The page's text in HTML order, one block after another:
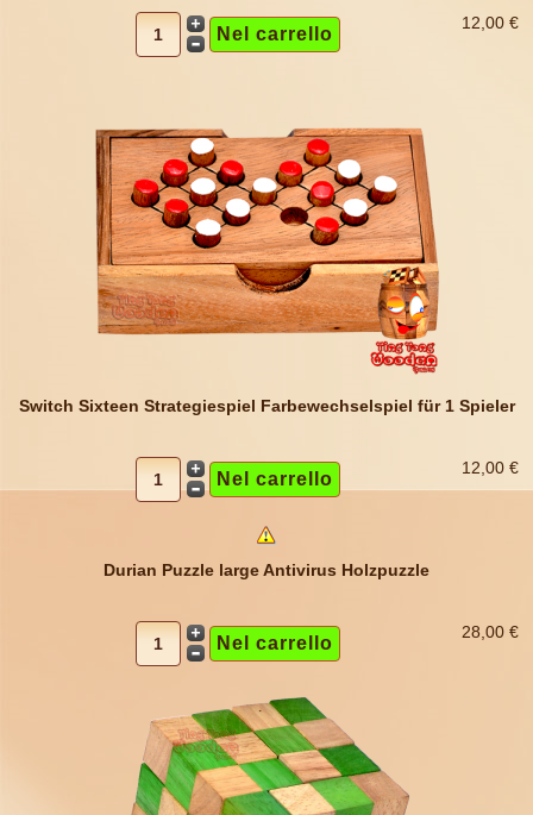
12,00 €
Switch Sixteen Strategiespiel Farbewechselspiel für 1 Spieler
12,00 €
Durian Puzzle large Antivirus Holzpuzzle
28,00 €